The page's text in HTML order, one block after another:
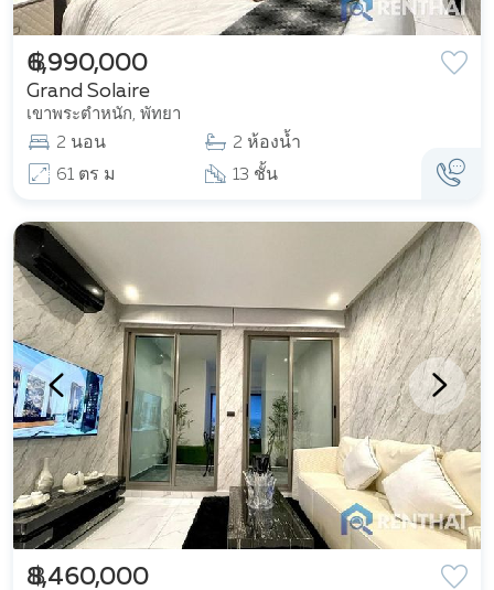
Grand Solaire
เขาพระตำหนัก, พัทยา
฿ 6,990,000
2 นอน
2 ห้องน้ำ
61 ตร ม
13 ชั้น
฿ 8,460,000